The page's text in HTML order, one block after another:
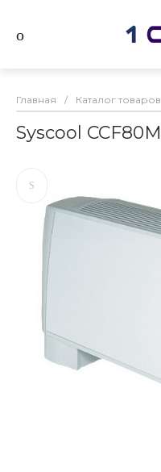
Главная / Каталог товаров
Syscool CCF80M